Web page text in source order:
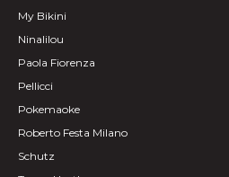
My Bikini
Ninalilou
Paola Fiorenza
Pellicci
Pokemaoke
Roberto Festa Milano
Schutz